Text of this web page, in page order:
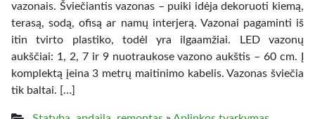
vazonais. Šviečiantis vazonas – puiki idėja dekoruoti kiemą,
terasą, sodą, ofisą ar namų interjerą. Vazonai pagaminti iš
itin tvirto plastiko, todėl yra ilgaamžiai. LED vazonų
aukščiai: 1, 2, 7 ir 9 nuotraukose vazono aukštis – 60 cm. Į
komplektą įeina 3 metrų maitinimo kabelis. Vazonas šviečia
tik baltai. […]